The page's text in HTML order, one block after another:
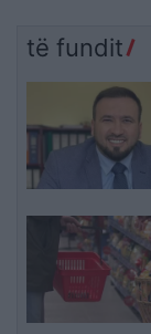
të fundit